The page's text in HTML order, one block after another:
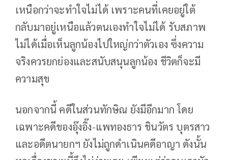
เหนือกว่าจะทำใจไม่ได้ เพราะคนที่เคยอยู่ใต้
กลับมาอยู่เหนือแล้วตนเองทำใจไม่ได้ รับสภาพ
ไม่ได้เมื่อเห็นลูกน้องไปใหญ่กว่าตัวเอง ซึ่งความ
จริงควรยกย่องและสนับสนุนลูกน้อง ชีวิตก็จะมี
ความสุข
นอกจากนี้ คดีในส่วนทักษิณ ยังมีอีกมาก โดย
เฉพาะคดีของอุ๊งอิ๊ง-แพทองธาร ชินวัตร บุตรสาว
และอดีตนายกฯ ยังไม่ถูกดำเนินคดีอาญา ดังนั้น